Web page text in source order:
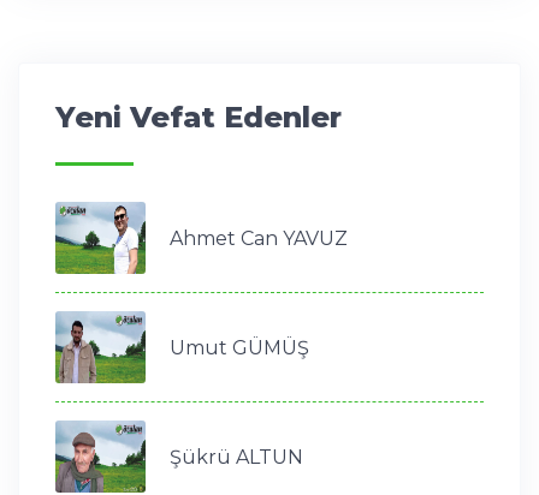
Yeni Vefat Edenler
Ahmet Can YAVUZ
Umut GÜMÜŞ
Şükrü ALTUN